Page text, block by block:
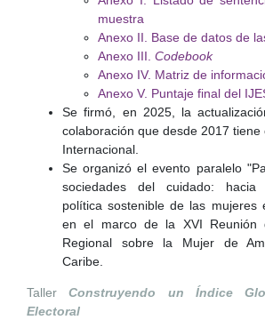
muestra
Anexo II. Base de datos de
Anexo III. Codebook
Anexo IV. Matriz de
Anexo V. Puntaje final del
Se firmó, en 2025, la
colaboración que desde 2017 tiene
Internacional.
Se organizó el evento paralelo
sociedades del cuidado: hacia
política sostenible de las mujeres
en el marco de la XVI Reunión
Regional sobre la Mujer de
Caribe.
TallerConstruyendo un Índice
Electoral